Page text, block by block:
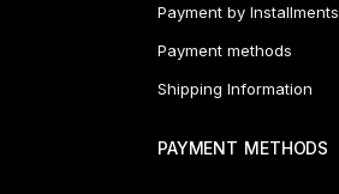
Payment by Installments
Payment methods
Shipping Information
PAYMENT METHODS